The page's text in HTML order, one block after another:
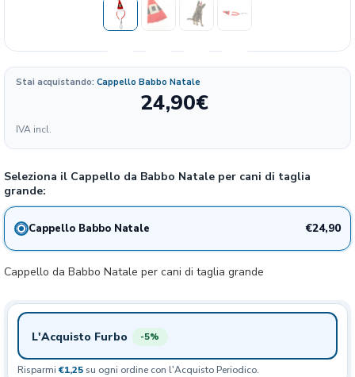
Stai acquistando: Cappello Babbo Natale
24,90€
IVA incl.
Seleziona il Cappello da Babbo Natale per cani di taglia
grande:
Cappello Babbo Natale €24,90
1 Cappellino 24.9€
Cappello da Babbo Natale per cani di taglia grande
L'Acquisto Furbo -5%
Risparmi €1,25 su ogni ordine con l'Acquisto Periodico.